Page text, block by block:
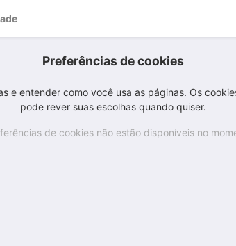
Preferências de cookies
e entender como você usa as páginas. Os
pode rever suas escolhas quando quiser.
de cookies não estão disponíveis no